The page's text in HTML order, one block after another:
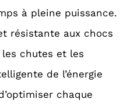
à pleine puissance.
résistante aux chocs
chutes et les
de l’énergie
chaque